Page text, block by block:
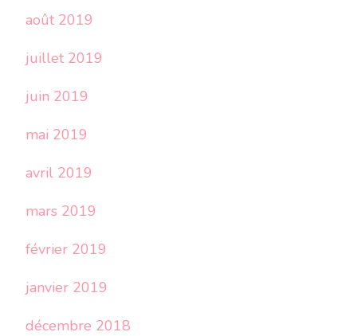
août 2019
juillet 2019
juin 2019
mai 2019
avril 2019
mars 2019
février 2019
janvier 2019
décembre 2018